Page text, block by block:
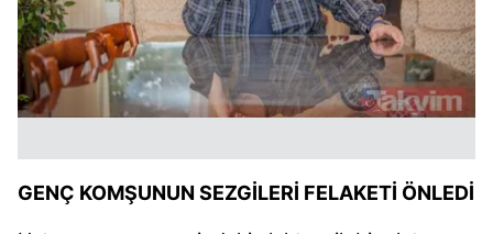
GENÇ KOMŞUNUN SEZGİLERİ FELAKETİ ÖNLEDİ